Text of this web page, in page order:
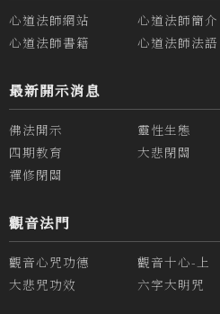
心道法師網站 心道法師簡介
心道法師書籍
心道法師法語
最新開示消息
佛法開示 靈性生態
四期教育
大悲閉關
禪修閉關
觀音法門
觀音心咒功德 觀音十心-上
大悲咒功效
六字大明咒